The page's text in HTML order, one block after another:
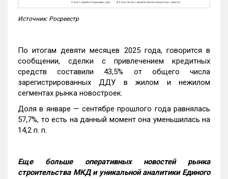
Источник: Росреестр
По итогам девяти месяцев 2025 года, говорится в
сообщении, сделки с привлечением кредитных
средств составили 43,5% от общего числа
зарегистрированных ДДУ в жилом и нежилом
сегментах рынка новостроек.
Доля в январе — сентябре прошлого года равнялась
57,7%, то есть на данный момент она уменьшилась на
14,2 п. п.
Еще больше оперативных новостей рынка
строительства МКД и уникальной аналитики Единого